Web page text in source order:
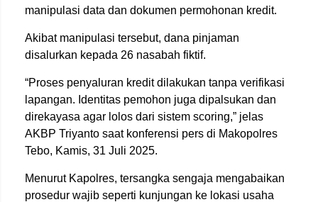
manipulasi data dan dokumen permohonan kredit.
Akibat manipulasi tersebut, dana pinjaman
disalurkan kepada 26 nasabah fiktif.
“Proses penyaluran kredit dilakukan tanpa verifikasi
lapangan. Identitas pemohon juga dipalsukan dan
direkayasa agar lolos dari sistem scoring,” jelas
AKBP Triyanto saat konferensi pers di Makopolres
Tebo, Kamis, 31 Juli 2025.
Menurut Kapolres, tersangka sengaja mengabaikan
prosedur wajib seperti kunjungan ke lokasi usaha